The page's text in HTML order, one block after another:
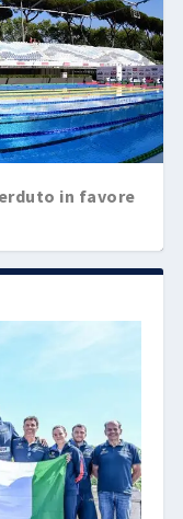
in favore